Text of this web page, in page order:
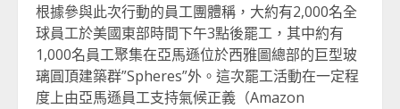
根據參與此次行動的員工團體稱，大約有2,000名全
球員工於美國東部時間下午3點後罷工，其中約有
1,000名員工聚集在亞馬遜位於西雅圖總部的巨型玻
璃圓頂建築群”Spheres”外。這次罷工活動在一定程
度上由亞馬遜員工支持氣候正義（Amazon